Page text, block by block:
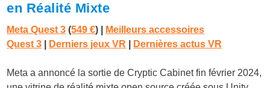
en Réalité Mixte
Meta Quest 3 (549 €)
Meilleurs accessoires
Quest 3
Derniers jeux VR Dernières actus VR
Meta a annoncé la sortie de Cryptic Cabinet fin février 2024,